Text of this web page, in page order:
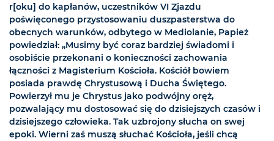
r[oku] do kapłanów, uczestników VI Zjazdu
poświęconego przystosowaniu duszpasterstwa do
obecnych warunków, odbytego w Mediolanie, Papież
powiedział: „Musimy być coraz bardziej świadomi i
osobiście przekonani o konieczności zachowania
łączności z Magisterium Kościoła. Kościół bowiem
posiada prawdę Chrystusową i Ducha Świętego.
Powierzył mu je Chrystus jako podwójny oręż,
pozwalający mu dostosować się do dzisiejszych czasów i
dzisiejszego człowieka. Tak uzbrojony słucha on swej
epoki. Wierni zaś muszą słuchać Kościoła, jeśli chcą